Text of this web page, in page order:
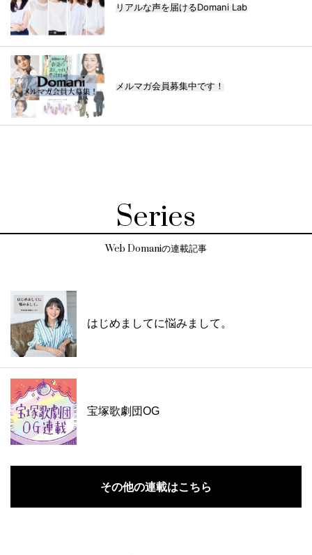
リアルな声を届けるDomani Lab
メルマガ会員募集中です！
Series
Web Domaniの連載記事
はじめましてに悩みまして。
宝塚歌劇団OG
その他の連載はこちら